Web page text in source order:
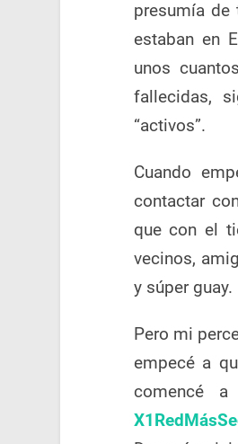
presumía
estaban en
unos
fallecidas,
“activos”.
Cuando
contactar
que con el
vecinos,
y súper guay.
Pero mi
empecé a
comencé